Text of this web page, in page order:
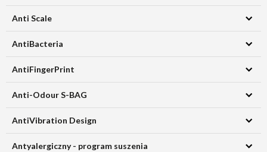
Anti Scale
AntiBacteria
AntiFingerPrint
Anti-Odour S-BAG
AntiVibration Design
Antyalergiczny - program suszenia